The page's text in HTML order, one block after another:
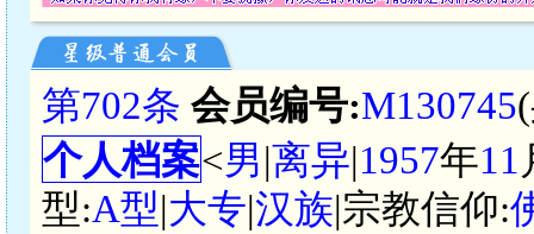
第702条 会员编号:M130745
个人档案<男|离异|1957年11
型:A型|大专|汉族|宗教信仰: